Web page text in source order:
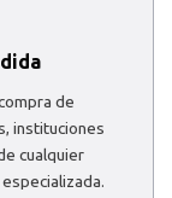
de
instituciones
cualquier